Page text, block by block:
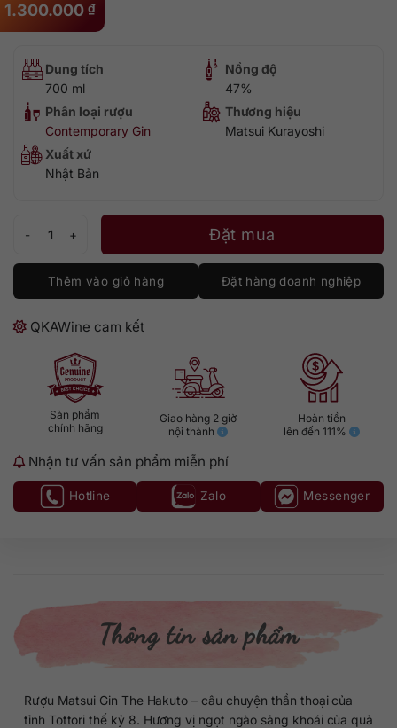
1.300.000 ₫
Dung tích
700 ml
Nồng độ
47%
Phân loại rượu
Contemporary Gin
Thương hiệu
Matsui Kurayoshi
Xuất xứ
Nhật Bản
Đặt mua
Thêm vào giỏ hàng Đặt hàng doanh nghiệp
QKAWine cam kết
Sản phẩm
chính hãng
Giao hàng 2 giờ
nội thành
Hoàn tiền
lên đến 111%
Nhận tư vấn sản phẩm miễn phí
Hotline Zalo Messenger
Thông tin sản phẩm
Rượu Matsui Gin The Hakuto – câu chuyện thần thoại của
tỉnh Tottori thế kỷ 8. Hương vị ngọt ngào sảng khoái của quả